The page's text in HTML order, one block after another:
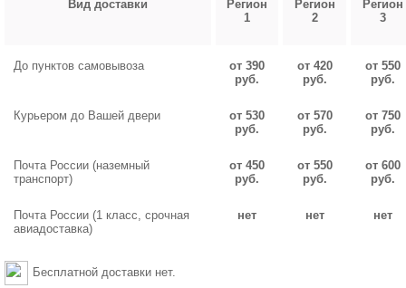
Вид доставки
Регион
1
Регион
2
Регион
3
До пунктов самовывоза
от 390
руб.
от 420
руб.
от 550
руб.
Курьером до Вашей двери
от 530
руб.
от 570
руб.
от 750
руб.
Почта России (наземный
транспорт)
от 450
руб.
от 550
руб.
от 600
руб.
Почта России (1 класс, срочная
авиадоставка)
нет нет нет
Бесплатной доставки нет.